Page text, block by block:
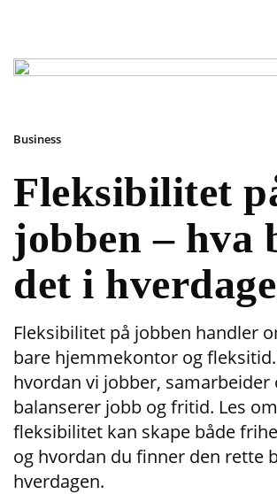
Fleksibilitet
jobben – hva
det i
Business
Fleksibilitet på jobben handler
bare hjemmekontor og
hvordan vi jobber, samarbeider
balanserer jobb og fritid. Les
fleksibilitet kan skape både
og hvordan du finner den rette
hverdagen.